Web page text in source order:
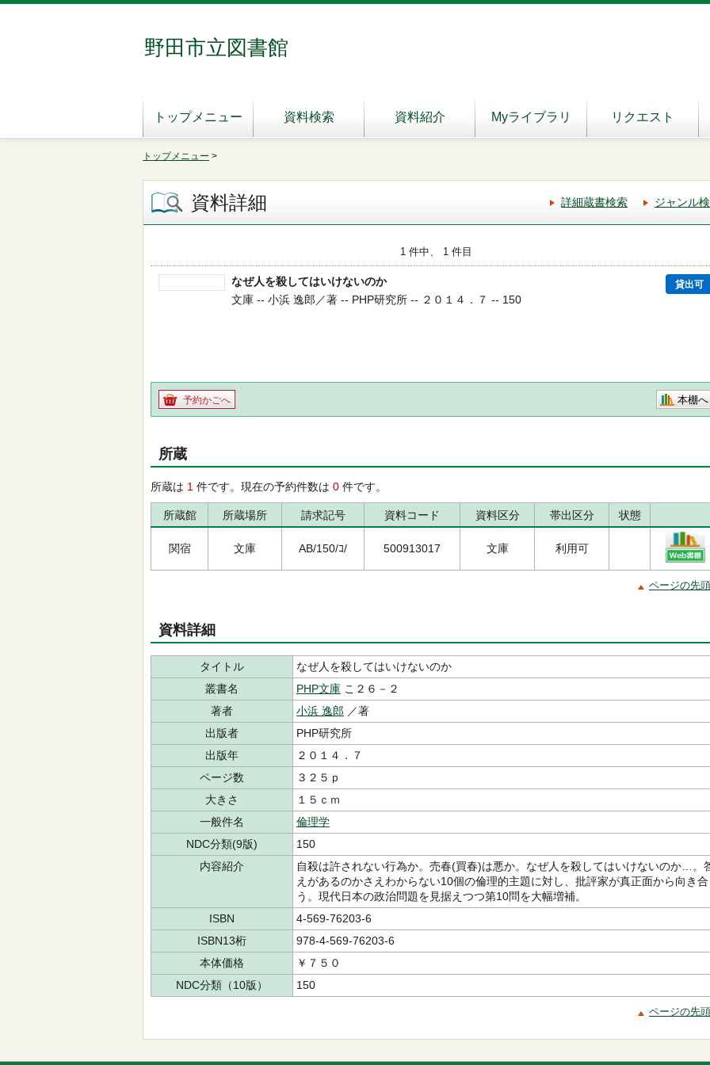
野田市立図書館
トップメニュー 資料検索 資料紹介 Myライブラリ リクエスト
トップメニュー >
資料詳細 詳細蔵書検索 ジャンル
1 件中、 1 件目
なぜ人を殺してはいけないのか 貸出可
文庫 -- 小浜 逸郎／著 -- PHP研究所 -- ２０１４．７ -- 150
予約かごへ 本棚へ
所蔵
所蔵は 1 件です。現在の予約件数は 0 件です。
所蔵館 所蔵場所 請求記号 資料コード 資料区分 帯出区分 状態
関宿 文庫 AB/150/ｺ/ 500913017 文庫 利用可
ページの先
資料詳細
タイトル
なぜ人を殺してはいけないのか
叢書名
PHP文庫 こ２６－２
著者
小浜 逸郎 ／著
出版者
PHP研究所
出版年
２０１４．７
ページ数
３２５ｐ
大きさ
１５ｃｍ
一般件名
倫理学
NDC分類(9版)
150
内容紹介
自殺は許されない行為か。売春(買春)は悪か。なぜ人を殺してはいけないのか…。
えがあるのかさえわからない10個の倫理的主題に対し、批評家が真正面から向き合
う。現代日本の政治問題を見据えつつ第10問を大幅増補。
ISBN
4-569-76203-6
ISBN13桁
978-4-569-76203-6
本体価格
￥７５０
NDC分類（10版）
150
ページの先